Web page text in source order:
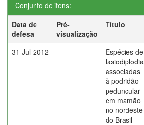
Conjunto de itens:
Data de
defesa
Pré-
visualização
Título
31-Jul-2012
Espécies de
lasiodiplodia
associadas
à podridão
peduncular
em mamão
no nordeste
do Brasil